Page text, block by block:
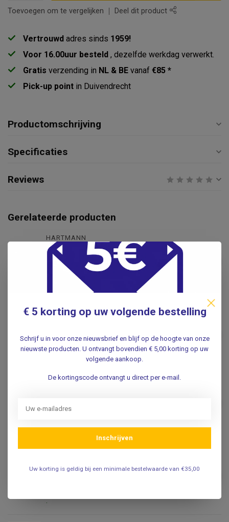
Toevoegen om te vergelijken Deel dit product
Vertrouwd adres sinds 1959!
Voor 16.00uur besteld , dezelfde werkdag verwerkt.
Gratis verzending in NL & BE vanaf €85 *
Pick-up point in Duivendrecht
Productomschrijving
Specificaties
Reviews
Gerelateerde producten
HARTMANN
Hartmann MoliCare® Premium
MEN PAD | 2 drops |
Anatomisch gevormde buidel |
14 stuks
3M
Huidbescherming tegen
Irritatie
€19,95
​MOLICARE®
stuks
MEN PAD | 5 drops |
.
€ 5 korting op uw volgende bestelling
Schrijf u in voor onze nieuwsbrief en blijf op de hoogte van onze
nieuwste producten. U ontvangt bovendien € 5,00 korting op uw
volgende aankoop.
De kortingscode ontvangt u direct per e-mail.
Inschrijven
Uw korting is geldig bij een minimale bestelwaarde van €35,00